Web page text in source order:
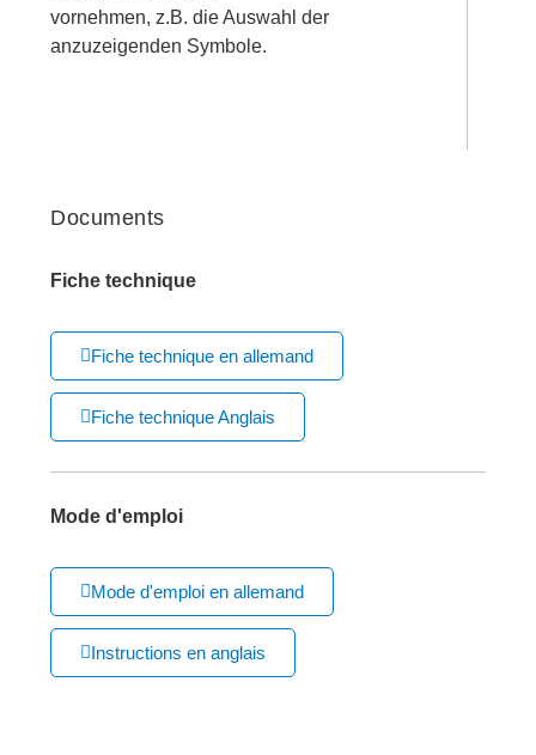
vornehmen, z.B. die Auswahl der
anzuzeigenden Symbole.
Documents
Fiche technique
Fiche technique en allemand
Fiche technique Anglais
Mode d'emploi
Mode d'emploi en allemand
Instructions en anglais